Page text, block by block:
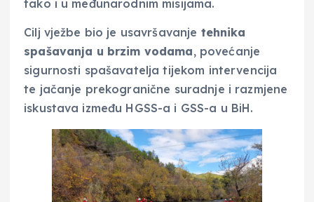
tako i u međunarodnim misijama.
Cilj vježbe bio je usavršavanje tehnika
spašavanja u brzim vodama, povećanje
sigurnosti spašavatelja tijekom intervencija
te jačanje prekogranične suradnje i razmjene
iskustava između HGSS-a i GSS-a u BiH.